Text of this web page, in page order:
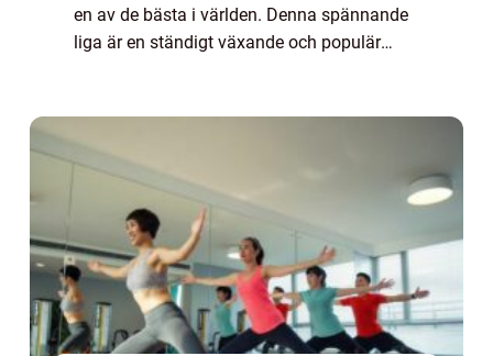
en av de bästa i världen. Denna spännande
liga är en ständigt växande och populär